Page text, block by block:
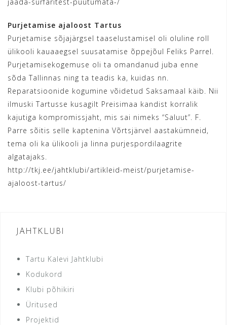
Purjetamise ajaloost Tartus
Purjetamise sõjajärgsel taaselustamisel oli oluline roll
ülikooli kauaaegsel suusatamise õppejõul Feliks Parrel.
Purjetamisekogemuse oli ta omandanud juba enne
sõda Tallinnas ning ta teadis ka, kuidas nn.
Reparatsioonide kogumine võidetud Saksamaal käib. Nii
ilmuski Tartusse kusagilt Preisimaa kandist korralik
kajutiga kompromissjaht, mis sai nimeks “Saluut”. F.
Parre sõitis selle kaptenina Võrtsjärvel aastakümneid,
tema oli ka ülikooli ja linna purjespordilaagrite
algatajaks.
http://tkj.ee/jahtklubi/artikleid-meist/purjetamise-
ajaloost-tartus/
JAHTKLUBI
Tartu Kalevi Jahtklubi
Kodukord
Klubi põhikiri
Üritused
Projektid